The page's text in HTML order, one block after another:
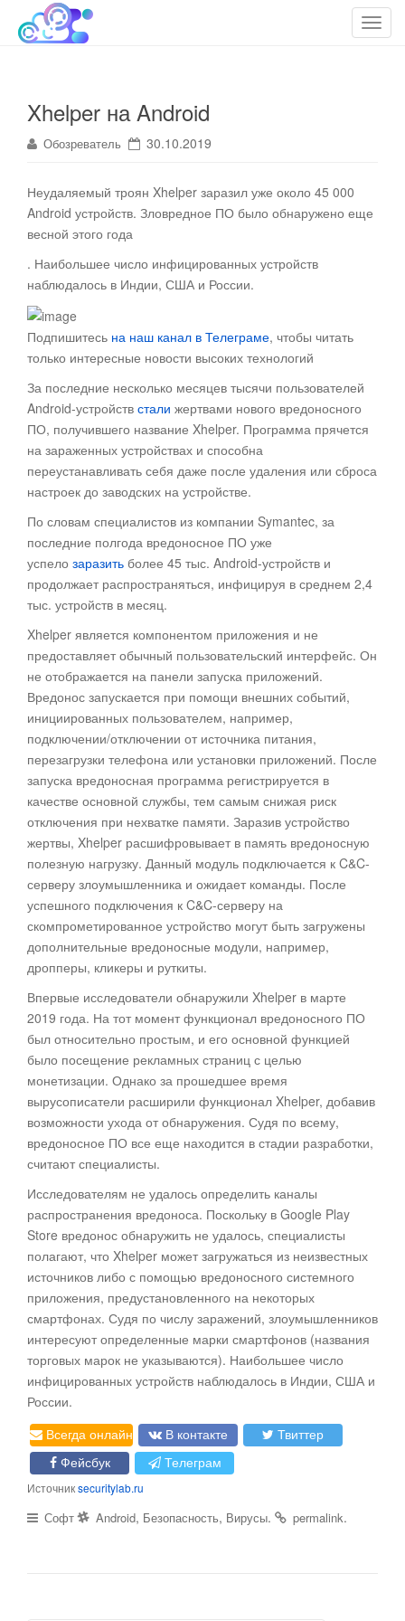
T
i
Облако технологий
cloudteh.ru
Xhelper на Android
Обозреватель 30.10.2019
Неудаляемый троян Xhelper заразил уже около 45 000
Android устройств. Зловредное ПО было обнаружено еще
весной этого года
. Наибольшее число инфицированных устройств
наблюдалось в Индии, США и России.
Подпишитесь на наш канал в Телеграме, чтобы читать
только интересные новости высоких технологий
За последние несколько месяцев тысячи пользователей
Android-устройств стали жертвами нового вредоносного
ПО, получившего название Xhelper. Программа прячется
на зараженных устройствах и способна
переустанавливать себя даже после удаления или сброса
настроек до заводских на устройстве.
По словам специалистов из компании Symantec, за
последние полгода вредоносное ПО уже
успело заразить более 45 тыс. Android-устройств и
продолжает распространяться, инфицируя в среднем 2,4
тыс. устройств в месяц.
Xhelper является компонентом приложения и не
предоставляет обычный пользовательский интерфейс. Он
не отображается на панели запуска приложений.
Вредонос запускается при помощи внешних событий,
инициированных пользователем, например,
подключении/отключении от источника питания,
перезагрузки телефона или установки приложений. После
запуска вредоносная программа регистрируется в
качестве основной службы, тем самым снижая риск
отключения при нехватке памяти. Заразив устройство
жертвы, Xhelper расшифровывает в память вредоносную
полезную нагрузку. Данный модуль подключается к C&C-
серверу злоумышленника и ожидает команды. После
успешного подключения к C&C-серверу на
скомпрометированное устройство могут быть загружены
дополнительные вредоносные модули, например,
дропперы, кликеры и руткиты.
Впервые исследователи обнаружили Xhelper в марте
2019 года. На тот момент функционал вредоносного ПО
был относительно простым, и его основной функцией
было посещение рекламных страниц с целью
монетизации. Однако за прошедшее время
вырусописатели расширили функционал Xhelper, добавив
возможности ухода от обнаружения. Судя по всему,
вредоносное ПО все еще находится в стадии разработки,
считают специалисты.
Исследователям не удалось определить каналы
распространения вредоноса. Поскольку в Google Play
Store вредонос обнаружить не удалось, специалисты
полагают, что Xhelper может загружаться из неизвестных
источников либо с помощью вредоносного системного
приложения, предустановленного на некоторых
смартфонах. Судя по числу заражений, злоумышленников
интересуют определенные марки смартфонов (названия
торговых марок не указываются). Наибольшее число
инфицированных устройств наблюдалось в Индии, США и
России.
Всегда онлайн
В контакте
Твиттер
Фейсбук
Телеграм
Источникsecuritylab.ru
Софт Android, Безопасность, Вирусы. permalink.